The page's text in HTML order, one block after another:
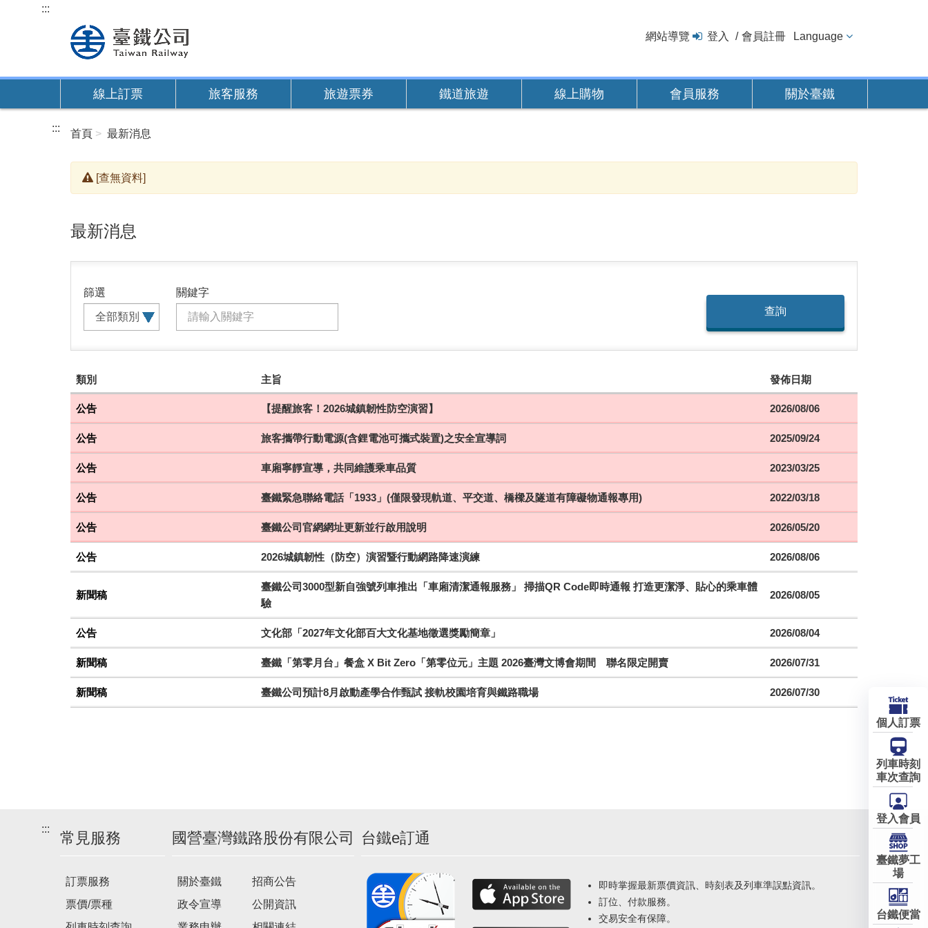
內
:::
網站導覽 登入 會員註冊 Language
線上訂票 旅客服務 旅遊票券 鐵道旅遊 線上購物 會員服務 關於臺鐵
::: 首頁 最新消息
[查無資料]
最新消息
篩選
關鍵字
查詢
建
議
搭
乘
車
次
類別 主旨 發佈日期
公告 【提醒旅客！2026城鎮韌性防空演習】 2026/08/06
公告 旅客攜帶行動電源(含鋰電池可攜式裝置)之安全宣導詞 2025/09/24
公告 車廂寧靜宣導，共同維護乘車品質 2023/03/25
公告 臺鐵緊急聯絡電話「1933」(僅限發現軌道、平交道、橋樑及隧道有障礙物通報專用) 2022/03/18
公告 臺鐵公司官網網址更新並行啟用說明 2026/05/20
公告 2026城鎮韌性（防空）演習暨行動網路降速演練 2026/08/06
新聞稿
臺鐵公司3000型新自強號列車推出「車廂清潔通報服務」 掃描QR Code即時通報 打造更潔淨、貼心的乘車體
驗
2026/08/05
公告 文化部「2027年文化部百大文化基地徵選獎勵簡章」 2026/08/04
新聞稿 臺鐵「第零月台」餐盒 X Bit Zero「第零位元」主題 2026臺灣文博會期間 聯名限定開賣 2026/07/31
新聞稿 臺鐵公司預計8月啟動產學合作甄試 接軌校園培育與鐵路職場 2026/07/30
:::
常見服務
訂票服務
票價/票種
國營臺灣鐵路股份有限公司
關於臺鐵
政令宣導
招商公告
公開資訊
台鐵e訂通
即時掌握最新票價資訊、時刻表及列車準誤點資訊。
訂位、付款服務。
交易安全有保障。
個人訂票
列車時刻
車次查詢
登入會員
臺鐵夢工
場
台鐵便當